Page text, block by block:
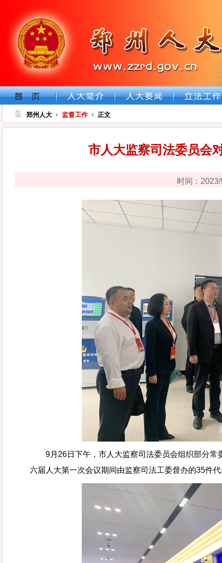
郑州人大 监督工作 正文
市人大监察司法委员会
时间：
9月26日下午，市人大监察司法委员会组织部分常
六届人大第一次会议期间由监察司法工委督办的35件